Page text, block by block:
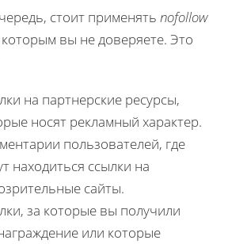
стоит применять nofollow
вы не доверяете. Это
на партнерские ресурсы,
носят рекламный характер.
пользователей, где
находиться ссылки на
сайты.
за которые вы получили
или которые